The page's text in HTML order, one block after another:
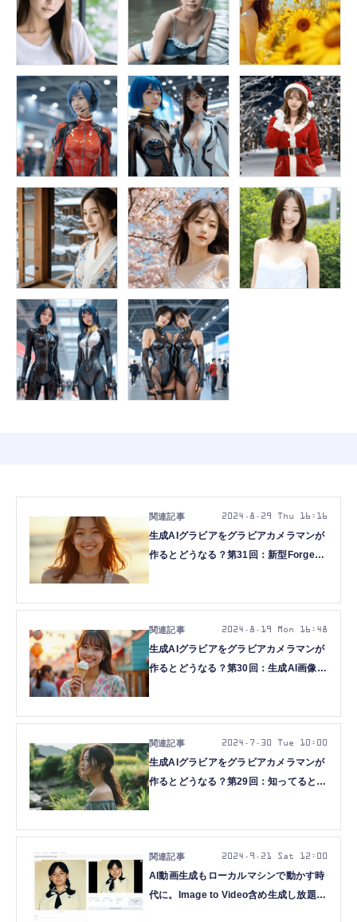
生成AIグラビアをグラビアカメラマンが
作るとどうなる？第31回：新型Forgeで
2024.8.29 Thu 16:16
生成AIグラビアをグラビアカメラマンが
作るとどうなる？第30回：生成AI画像の
2024.8.19 Mon 16:48
生成AIグラビアをグラビアカメラマンが
作るとどうなる？第29回：知ってるとち
2024.7.30 Tue 10:00
AI動画生成もローカルマシンで動かす時
代に。Image to Video含め生成し放題の
2024.9.21 Sat 12:00